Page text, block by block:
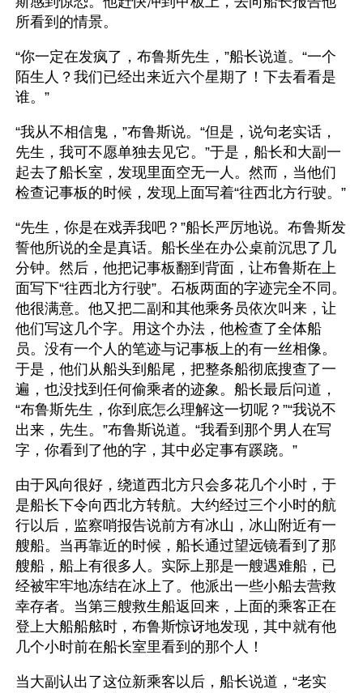
所看到的情景。
“你一定在发疯了，布鲁斯先生，”船长说道。“一个
陌生人？我们已经出来近六个星期了！下去看看是
谁。”
“我从不相信鬼，”布鲁斯说。“但是，说句老实话，
先生，我可不愿单独去见它。”于是，船长和大副一
起去了船长室，发现里面空无一人。然而，当他们
“先生，你是在戏弄我吧？”船长严厉地说。布鲁斯发
誓他所说的全是真话。船长坐在办公桌前沉思了几
分钟。然后，他把记事板翻到背面，让布鲁斯在上
面写下“往西北方行驶”。石板两面的字迹完全不同。
他很满意。他又把二副和其他乘务员依次叫来，让
他们写这几个字。用这个办法，他检查了全体船
员。没有一个人的笔迹与记事板上的有一丝相像。
于是，他们从船头到船尾，把整条船彻底搜查了一
遍，也没找到任何偷乘者的迹象。船长最后问道，
“布鲁斯先生，你到底怎么理解这一切呢？”“我说不
出来，先生。”布鲁斯说道。“我看到那个男人在写
字，你看到了他的字，其中必定事有蹊跷。”
由于风向很好，绕道西北方只会多花几个小时，于
是船长下令向西北方转航。大约经过三个小时的航
行以后，监察哨报告说前方有冰山，冰山附近有一
艘船。当再靠近的时候，船长通过望远镜看到了那
艘船，船上有很多人。实际上那是一艘遇难船，已
经被牢牢地冻结在冰上了。他派出一些小船去营救
幸存者。当第三艘救生船返回来，上面的乘客正在
登上大船船舷时，布鲁斯惊讶地发现，其中就有他
几个小时前在船长室里看到的那个人！
当大副认出了这位新乘客以后，船长说道，“老实